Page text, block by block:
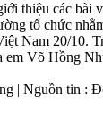
thiệu các bài
tổ chức
Nam 20/10.
em Võ Hồng
| Nguồn tin :